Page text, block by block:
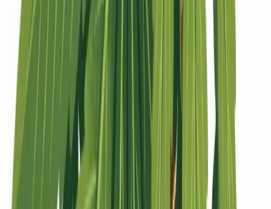
Strains Hybrid Strains
Standorte